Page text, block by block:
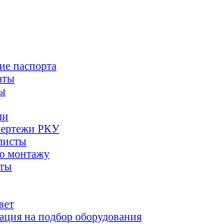
паспорта
РКУ
монтажу
на подбор оборудования